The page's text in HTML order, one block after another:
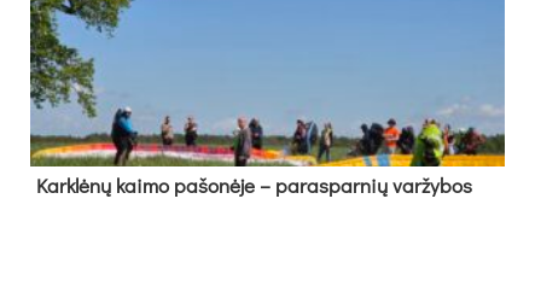
Kark­lė­nų kai­mo pa­šo­nė­je – pa­ras­par­nių var­žy­bos